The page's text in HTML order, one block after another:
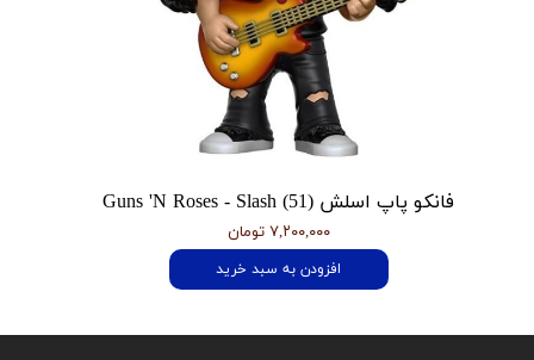
فانکو پاپ اسلش Guns 'N Roses - Slash (51)
۷,۲۰۰,۰۰۰ تومان
افزودن به سبد خرید